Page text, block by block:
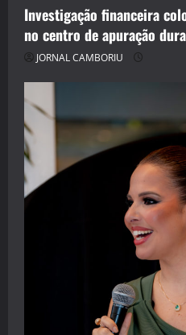
Investigação financeira
no centro de apuração
JORNAL CAMBORIU